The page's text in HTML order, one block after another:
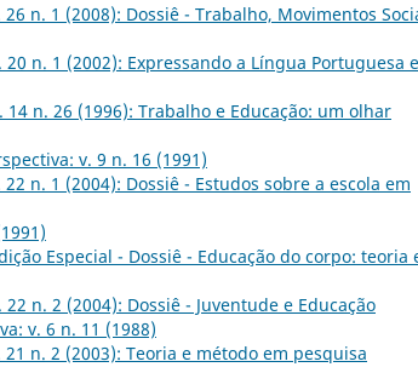
26 n. 1 (2008): Dossiê - Trabalho, Movimentos
20 n. 1 (2002): Expressando a Língua Portuguesa e
14 n. 26 (1996): Trabalho e Educação: um olhar
v. 9 n. 16 (1991)
22 n. 1 (2004): Dossiê - Estudos sobre a escola em
Especial - Dossiê - Educação do corpo: teoria
22 n. 2 (2004): Dossiê - Juventude e Educação
v. 6 n. 11 (1988)
21 n. 2 (2003): Teoria e método em pesquisa